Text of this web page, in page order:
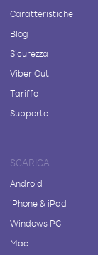
Caratteristiche
Blog
Sicurezza
Viber Out
Tariffe
Supporto
SCARICA
Android
iPhone & iPad
Windows PC
Mac